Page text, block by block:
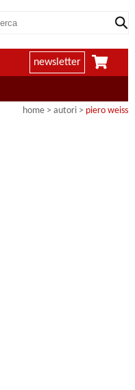
newsletter
home > autori > piero weiss